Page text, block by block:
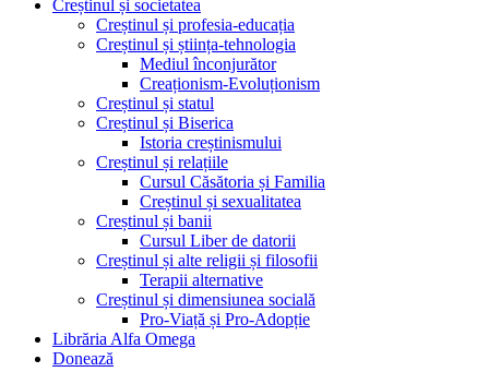
Creștinul și societatea
Creștinul și profesia-educația
Creștinul și știința-tehnologia
Mediul înconjurător
Creaționism-Evoluționism
Creștinul și statul
Creștinul și Biserica
Istoria creștinismului
Creștinul și relațiile
Cursul Căsătoria și Familia
Creștinul și sexualitatea
Creștinul și banii
Cursul Liber de datorii
Creștinul și alte religii și filosofii
Terapii alternative
Creștinul și dimensiunea socială
Pro-Viață și Pro-Adopție
Librăria Alfa Omega
Donează